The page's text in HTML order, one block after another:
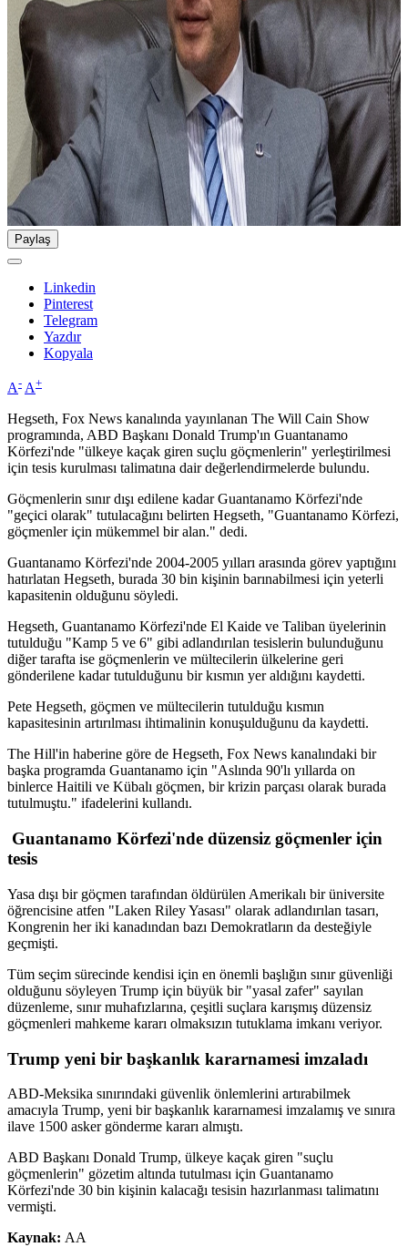
Paylaş
Linkedin
Pinterest
Telegram
Yazdır
Kopyala
A- A+
Hegseth, Fox News kanalında yayınlanan The Will Cain Show
programında, ABD Başkanı Donald Trump'ın Guantanamo
Körfezi'nde "ülkeye kaçak giren suçlu göçmenlerin" yerleştirilmesi
için tesis kurulması talimatına dair değerlendirmelerde bulundu.
Göçmenlerin sınır dışı edilene kadar Guantanamo Körfezi'nde
"geçici olarak" tutulacağını belirten Hegseth, "Guantanamo Körfezi,
göçmenler için mükemmel bir alan." dedi.
Guantanamo Körfezi'nde 2004-2005 yılları arasında görev yaptığını
hatırlatan Hegseth, burada 30 bin kişinin barınabilmesi için yeterli
kapasitenin olduğunu söyledi.
Hegseth, Guantanamo Körfezi'nde El Kaide ve Taliban üyelerinin
tutulduğu "Kamp 5 ve 6" gibi adlandırılan tesislerin bulunduğunu
diğer tarafta ise göçmenlerin ve mültecilerin ülkelerine geri
gönderilene kadar tutulduğunu bir kısmın yer aldığını kaydetti.
Pete Hegseth, göçmen ve mültecilerin tutulduğu kısmın
kapasitesinin artırılması ihtimalinin konuşulduğunu da kaydetti.
The Hill'in haberine göre de Hegseth, Fox News kanalındaki bir
başka programda Guantanamo için "Aslında 90'lı yıllarda on
binlerce Haitili ve Kübalı göçmen, bir krizin parçası olarak burada
tutulmuştu." ifadelerini kullandı.
Guantanamo Körfezi'nde düzensiz göçmenler için
tesis
Yasa dışı bir göçmen tarafından öldürülen Amerikalı bir üniversite
öğrencisine atfen "Laken Riley Yasası" olarak adlandırılan tasarı,
Kongrenin her iki kanadından bazı Demokratların da desteğiyle
geçmişti.
Tüm seçim sürecinde kendisi için en önemli başlığın sınır güvenliği
olduğunu söyleyen Trump için büyük bir "yasal zafer" sayılan
düzenleme, sınır muhafızlarına, çeşitli suçlara karışmış düzensiz
göçmenleri mahkeme kararı olmaksızın tutuklama imkanı veriyor.
Trump yeni bir başkanlık kararnamesi imzaladı
ABD-Meksika sınırındaki güvenlik önlemlerini artırabilmek
amacıyla Trump, yeni bir başkanlık kararnamesi imzalamış ve sınıra
ilave 1500 asker gönderme kararı almıştı.
ABD Başkanı Donald Trump, ülkeye kaçak giren "suçlu
göçmenlerin" gözetim altında tutulması için Guantanamo
Körfezi'nde 30 bin kişinin kalacağı tesisin hazırlanması talimatını
vermişti.
Kaynak: AA